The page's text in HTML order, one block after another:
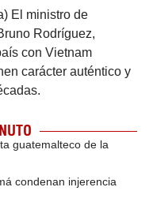
El ministro de
Rodríguez,
con Vietnam
carácter auténtico y
guatemalteco de la
condenan injerencia